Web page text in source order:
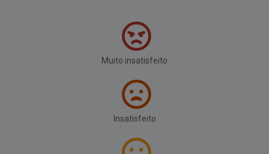
Muito insatisfeito
Insatisfeito